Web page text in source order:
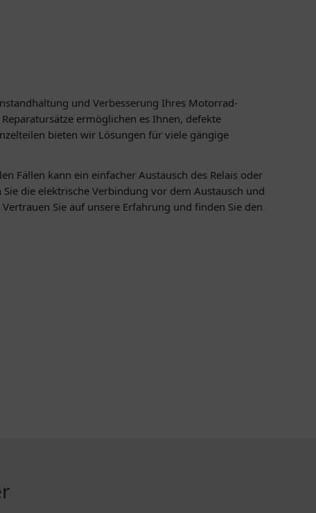
und Verbesserung Ihres Motorrad-
ermöglichen es Ihnen, defekte
bieten wir Lösungen für viele gängige
Fällen kann ein einfacher Austausch des Relais oder
die elektrische Verbindung vor dem Austausch und
Sie auf unsere Erfahrung und finden Sie den